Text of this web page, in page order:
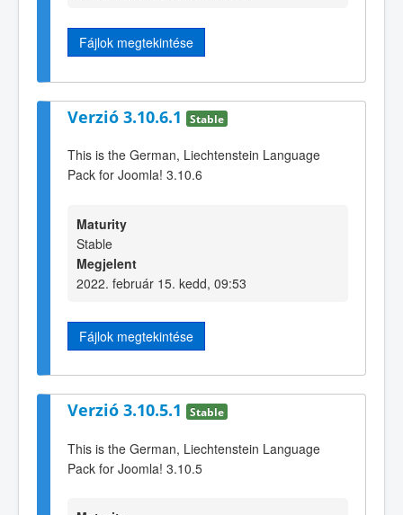
Fájlok megtekintése
Verzió 3.10.6.1 Stable
This is the German, Liechtenstein Language
Pack for Joomla! 3.10.6
Maturity
Stable
Megjelent
2022. február 15. kedd, 09:53
Fájlok megtekintése
Verzió 3.10.5.1 Stable
This is the German, Liechtenstein Language
Pack for Joomla! 3.10.5